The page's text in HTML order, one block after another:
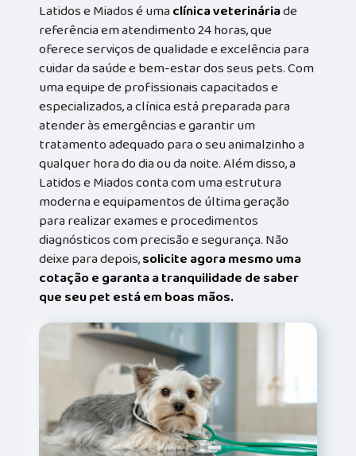
Latidos e Miados é umaclínica veterináriade
referência em atendimento 24 horas, que
oferece serviços de qualidade e excelência para
cuidar da saúde e bem-estar dos seus pets. Com
uma equipe de profissionais capacitados e
especializados, a clínica está preparada para
atender às emergências e garantir um
tratamento adequado para o seu animalzinho a
qualquer hora do dia ou da noite. Além disso, a
Latidos e Miados conta com uma estrutura
moderna e equipamentos de última geração
para realizar exames e procedimentos
diagnósticos com precisão e segurança. Não
deixe para depois,solicite agora mesmo uma
cotação e garanta a tranquilidade de saber
que seu pet está em boas mãos.